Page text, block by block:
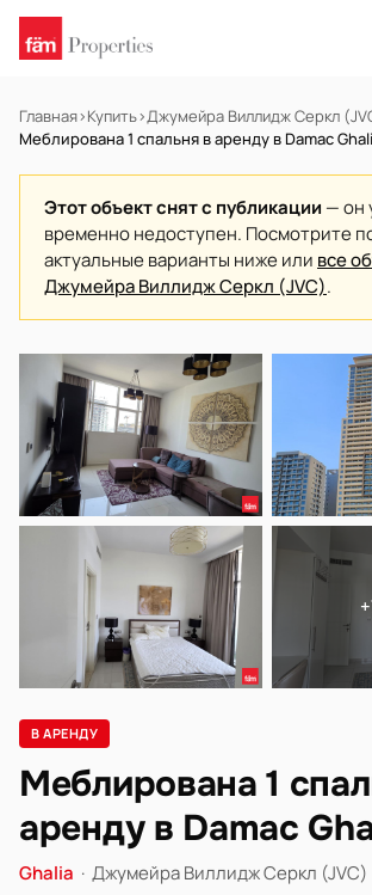
Главная›Купить›Джумейра Виллидж Серкл
Меблирована 1 спальня в аренду в Damac
Этот объект снят с публикации — он
временно недоступен. Посмотрите
актуальные варианты ниже или все
Джумейра Виллидж Серкл (JVC).
В АРЕНДУ Готов к заселению
В АРЕНДУ
Меблирована 1
аренду в Damac
Ghalia · Джумейра Виллидж Серкл (JVC)